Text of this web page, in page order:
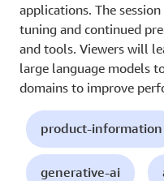
applications. The
tuning and continued
and tools. Viewers will
large language models
domains to improve
product-information
generative-ai